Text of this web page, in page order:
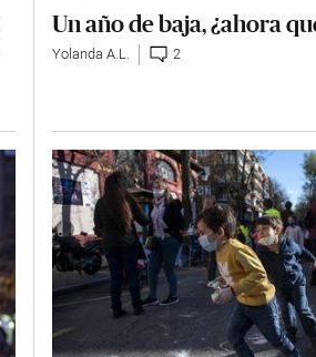
Un año de baja, ¿ahora
Yolanda A.L. 2